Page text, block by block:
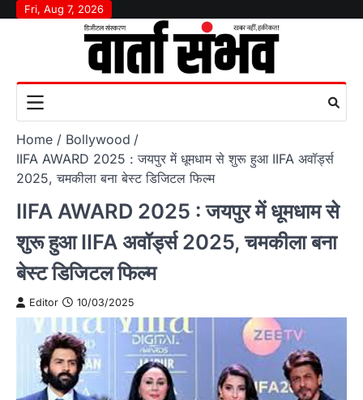
SkipFri, Aug 7, 2026
Home
Bollywood
IIFA AWARD 2025 : जयपुर में धूमधाम से शुरू हुआ IIFA अवॉर्ड्स
2025, चमकीला बना बेस्ट डिजिटल फिल्म
IIFA AWARD 2025 : जयपुर में धूमधाम से
शुरू हुआ IIFA अवॉर्ड्स 2025, चमकीला बना
बेस्ट डिजिटल फिल्म
Editor 10/03/2025